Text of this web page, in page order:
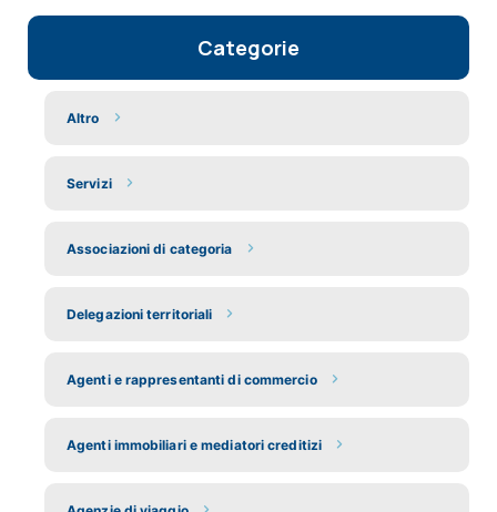
Categorie
Altro
Servizi
Associazioni di categoria
Delegazioni territoriali
Agenti e rappresentanti di commercio
Agenti immobiliari e mediatori creditizi